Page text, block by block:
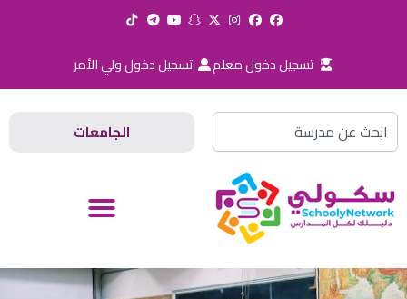
تسجيل دخول معلم تسجيل دخول ولي الأمر
الجامعات Search